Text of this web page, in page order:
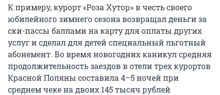
К примеру, курорт «Роза Хутор» в честь своего
юбилейного зимнего сезона возвращал деньги за
ски-пассы баллами на карту для оплаты других
услуг и сделал для детей специальный льготный
абонемент. Во время новогодних каникул средняя
продолжительность заездов в отели трех курортов
Красной Поляны составила 4–5 ночей при
среднем чеке на двоих 145 тысяч рублей